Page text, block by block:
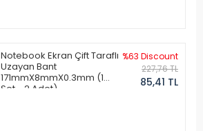
Notebook Ekran Çift Taraflı
Uzayan Bant
171mmX8mmX0.3mm (1
Set - 2 Adet)
%63 Discount
227,76 TL
85,41 TL